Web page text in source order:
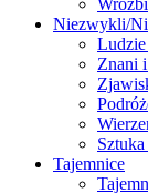
Niezwykli/
Znani
Tajemnice